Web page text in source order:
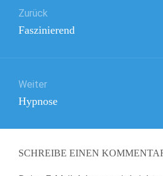
Zurück
Vorheriger
Faszinierend
Weiter
Nächster
Hypnose
SCHREIBE EINEN